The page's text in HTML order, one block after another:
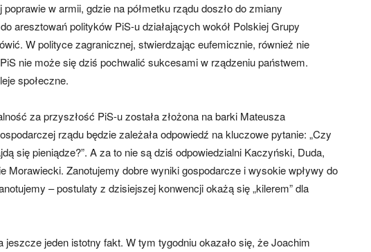
w armii, gdzie na półmetku rządu doszło do zmiany
aresztowań polityków PiS-u działających wokół Polskiej Grupy
W polityce zagranicznej, stwierdzając eufemicznie, również nie
nie może się dziś pochwalić sukcesami w rządzeniu państwem.
społeczne.
za przyszłość PiS-u została złożona na barki Mateusza
rządu będzie zależała odpowiedź na kluczowe pytanie: „Czy
się pieniądze?”. A za to nie są dziś odpowiedzialni Kaczyński, Duda,
Morawiecki. Zanotujemy dobre wyniki gospodarcze i wysokie wpływy do
– postulaty z dzisiejszej konwencji okażą się „kilerem” dla
jeszcze jeden istotny fakt. W tym tygodniu okazało się, że Joachim